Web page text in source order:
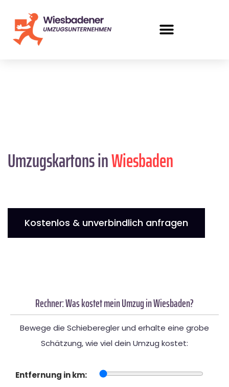
Umzugskartons inWiesbaden
Kostenlos & unverbindlich anfragen
Rechner: Was kostet mein Umzug in Wiesbaden?
Bewege die Schieberegler und erhalte eine grobe
Schätzung, wie viel dein Umzug kostet:
Entfernung in km: